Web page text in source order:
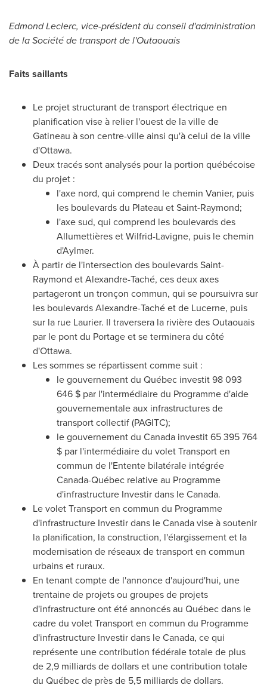
Edmond Leclerc, vice-président du conseil d'administration
de la Société de transport de l'Outaouais
Faits saillants
Le projet structurant de transport électrique en
planification vise à relier l'ouest de la ville de
Gatineau à son centre-ville ainsi qu'à celui de la ville
d'Ottawa.
Deux tracés sont analysés pour la portion québécoise
du projet :
l'axe nord, qui comprend le chemin Vanier, puis
les boulevards du Plateau etSaint-Raymond;
l'axe sud, qui comprend les boulevards des
Allumettières et Wilfrid-Lavigne, puis le chemin
d'Aylmer.
À partir de l'intersection des boulevardsSaint-
Raymond et Alexandre-Taché, ces deux axes
partageront un tronçon commun, qui se poursuivra sur
les boulevards Alexandre-Taché et de Lucerne, puis
sur la rue Laurier. Il traversera la rivière des Outaouais
par le pont du Portage et se terminera du côté
d'Ottawa.
Les sommes se répartissent comme suit :
le gouvernement du Québec investit 98 093
646 $ par l'intermédiaire du Programme d'aide
gouvernementale aux infrastructures de
transport collectif (PAGITC);
le gouvernement du Canada investit 65 395 764
$ par l'intermédiaire du volet Transport en
commun de l'Entente bilatérale intégrée
Canada-Québec relative au Programme
d'infrastructure Investir dans leCanada.
Le volet Transport en commun du Programme
d'infrastructure Investir dans leCanadavise à soutenir
la planification, la construction, l'élargissement et la
modernisation de réseaux de transport en commun
urbains et ruraux.
En tenant compte de l'annonce d'aujourd'hui, une
trentaine de projets ou groupes de projets
d'infrastructure ont été annoncés au Québec dans le
cadre du volet Transport en commun du Programme
d'infrastructure Investir dans leCanada, ce qui
représente une contribution fédérale totale de plus
de 2,9 milliards de dollars et une contribution totale
du Québec de près de 5,5 milliards de dollars.